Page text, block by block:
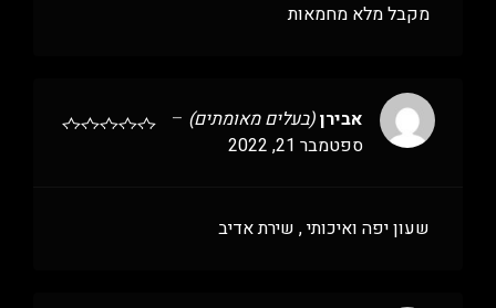
מקבל מלא מחמאות
אבירן(בעלים מאומתים) –
ספטמבר 21, 2022
שעון יפה ואיכותי , שירת אדיב